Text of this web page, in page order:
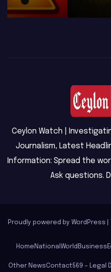
Ceylon Watch |
Journalism, Latest
Information: Spread the
Ask questions.
Proudly powered by WordPress
Home National World Business
Other NewsContact569 – Legal